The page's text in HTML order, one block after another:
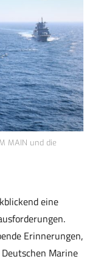
MAIN und die
eine
Erinnerungen,
Marine